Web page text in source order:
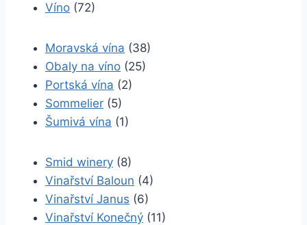
Víno (72)
Moravská vína (38)
Obaly na víno (25)
Portská vína (2)
Sommelier (5)
Šumivá vína (1)
Smid winery (8)
Vinařství Baloun (4)
Vinařství Janus (6)
Vinařství Konečný (11)